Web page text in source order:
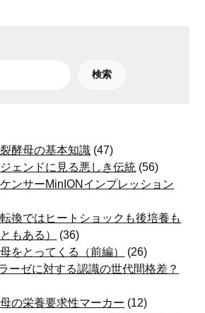
検索
酵母の基本知識 (47)
ェンドに見る悪しき伝統 (56)
ンサーMinIONインプレッション
換ではヒートショックも後培養も
もある）
(36)
をとってくる（前編）
(26)
ーゼに対する認識の世代間格差？
の栄養要求性マーカー (12)